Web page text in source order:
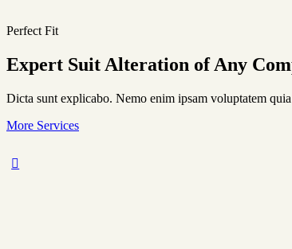
Perfect Fit
Expert Suit Alteration of Any
Dicta sunt explicabo. Nemo enim ipsam voluptatem
More Services